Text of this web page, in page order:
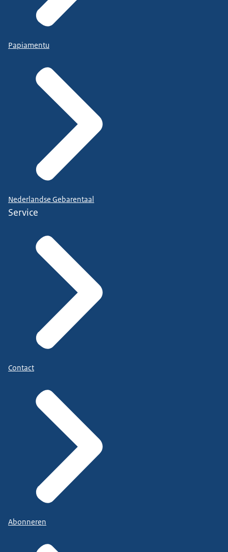
Papiamentu
Nederlandse Gebarentaal
Service
Contact
Abonneren